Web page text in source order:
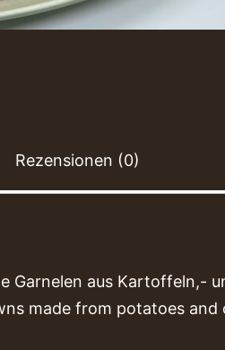
Rezensionen (0)
Garnelen aus Kartoffeln,-
made from potatoes